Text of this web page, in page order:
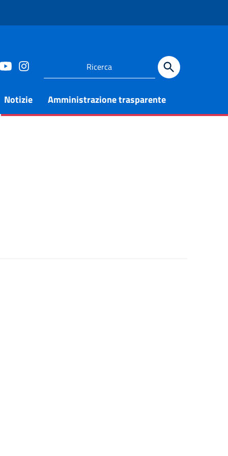
Notizie Amministrazione trasparente